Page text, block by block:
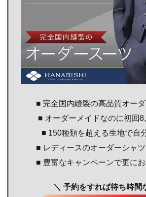
■ 完全国内縫製の高品質オーダ
■ オーダーメイドなのに初回
■ 150種類を超える生地で自
■ レディースのオーダーシャツ
■ 豊富なキャンペーンで更にお
＼ 予約をすれば待ち時間